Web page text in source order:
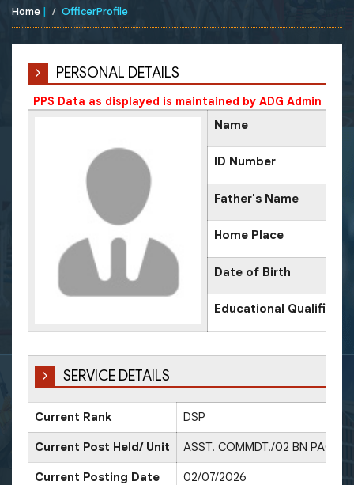
Home | OfficerProfile
PERSONAL DETAILS
PPS Data as displayed is maintained by ADG Admin
Name
ID Number
Father's Name
Home Place
Date of Birth
Educational
SERVICE DETAILS
Current Rank DSP
Current Post Held/ Unit ASST. COMMDT./02 BN PAC
Current Posting Date 02/07/2026